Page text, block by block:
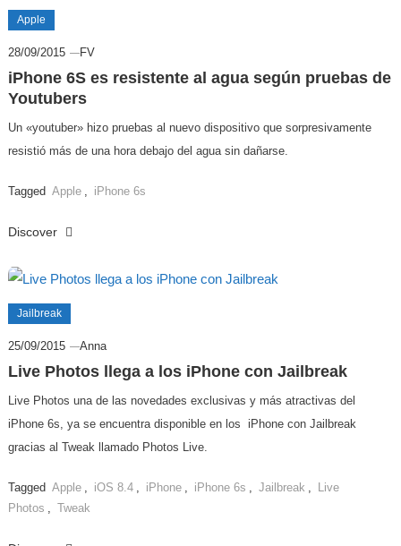
Apple
28/09/2015 FV
iPhone 6S es resistente al agua según pruebas de
Youtubers
Un «youtuber» hizo pruebas al nuevo dispositivo que sorpresivamente
resistió más de una hora debajo del agua sin dañarse.
Tagged Apple iPhone 6s
Discover
Jailbreak
25/09/2015 Anna
Live Photos llega a los iPhone con Jailbreak
Live Photos una de las novedades exclusivas y más atractivas del
iPhone 6s, ya se encuentra disponible en los iPhone con Jailbreak
gracias al Tweak llamado Photos Live.
Tagged Apple iOS 8.4 iPhone iPhone 6s Jailbreak
Live
Photos
Tweak